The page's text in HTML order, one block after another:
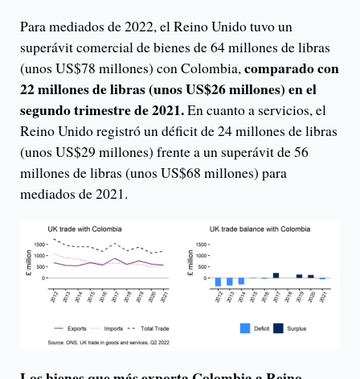
Para mediados de 2022, el Reino Unido tuvo un
superávit comercial de bienes de 64 millones de libras
(unos US$78 millones) con Colombia,comparado con
22 millones de libras (unos US$26 millones) en el
segundo trimestre de 2021.En cuanto a servicios, el
Reino Unido registró un déficit de 24 millones de libras
(unos US$29 millones) frente a un superávit de 56
millones de libras (unos US$68 millones) para
mediados de 2021.